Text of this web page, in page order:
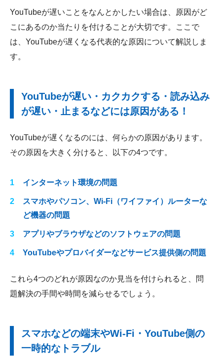
YouTubeが遅いことをなんとかしたい場合は、原因がど
こにあるのか当たりを付けることが大切です。ここで
は、YouTubeが遅くなる代表的な原因について解説しま
す。
YouTubeが遅い・カクカクする・読み込み
が遅い・止まるなどには原因がある！
YouTubeが遅くなるのには、何らかの原因があります。
その原因を大きく分けると、以下の4つです。
インターネット環境の問題
スマホやパソコン、Wi-Fi（ワイファイ）ルーターな
ど機器の問題
アプリやブラウザなどのソフトウェアの問題
YouTubeやプロバイダーなどサービス提供側の問題
これら4つのどれが原因なのか見当を付けられると、問
題解決の手間や時間を減らせるでしょう。
スマホなどの端末やWi-Fi・YouTube側の
一時的なトラブル